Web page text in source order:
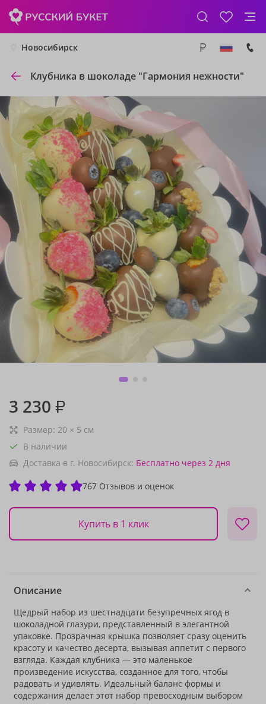
Новосибирск
Клубника в шоколаде "Гармония нежности"
3 230 ₽
Размер: 20 × 5 см
В наличии
Доставка в г. Новосибирск: Бесплатно через 2 дня
767 Отзывов и оценок
Купить в 1 клик
Описание
Щедрый набор из шестнадцати безупречных ягод в
шоколадной глазури, представленный в элегантной
упаковке. Прозрачная крышка позволяет сразу оценить
красоту и качество десерта, вызывая аппетит с первого
взгляда. Каждая клубника — это маленькое
произведение искусства, созданное для того, чтобы
радовать и удивлять. Идеальный баланс формы и
содержания делает этот набор превосходным выбором